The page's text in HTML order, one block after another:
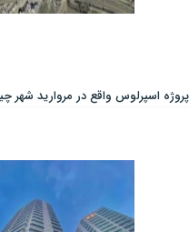
پروژه اسپرلوس واقع در مروارید شهر